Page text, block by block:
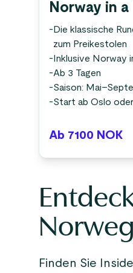
Norway in
- Die klassische
zum Preikestolen
- Inklusive Norway
-Ab 3 Tagen
-Saison:
-Start ab Oslo
Ab 7100 NOK
Finden Sie